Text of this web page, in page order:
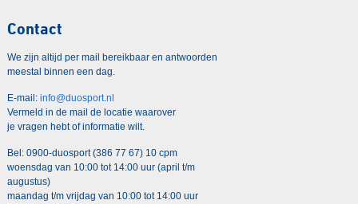
Contact
We zijn altijd per mail bereikbaar en antwoorden
meestal binnen een dag.
E-mail: info@duosport.nl
Vermeld in de mail de locatie waarover
je vragen hebt of informatie wilt.
Bel: 0900-duosport (386 77 67) 10 cpm
woensdag van 10:00 tot 14:00 uur (april t/m
augustus)
maandag t/m vrijdag van 10:00 tot 14:00 uur